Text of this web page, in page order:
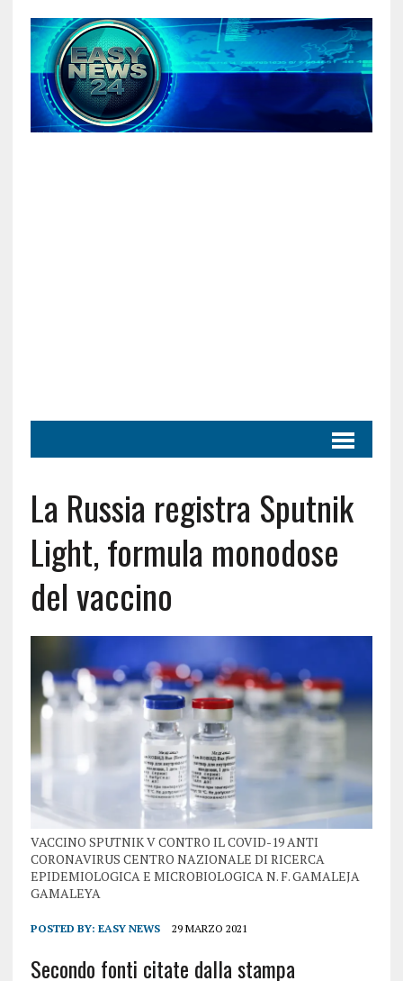
La Russia registra Sputnik
Light, formula monodose
del vaccino
VACCINO SPUTNIK V CONTRO IL COVID-19 ANTI
CORONAVIRUS CENTRO NAZIONALE DI RICERCA
EPIDEMIOLOGICA E MICROBIOLOGICA N. F. GAMALEJA
GAMALEYA
POSTED BY: EASY NEWS 29 MARZO 2021
Secondo fonti citate dalla stampa